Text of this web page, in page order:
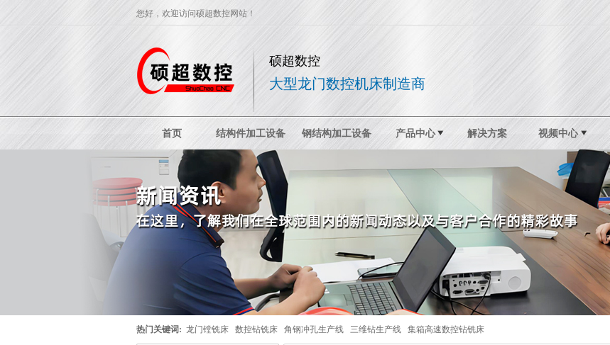
您好，欢迎访问硕超数控网站！
硕超数控
大型龙门数控机床制造商
首页 结构件加工设备 钢结构加工设备 产品中心 解决方案 视频中心
热门关键词: 龙门镗铣床 数控钻铣床 角钢冲孔生产线 三维钻生产线 集箱高速数控钻铣床